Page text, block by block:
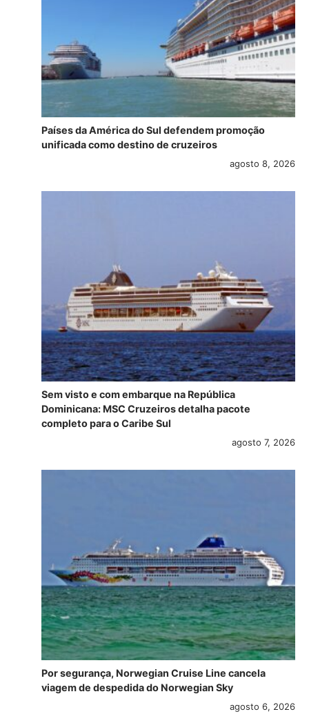
Países da América do Sul defendem promoção
unificada como destino de cruzeiros
agosto 8, 2026
Sem visto e com embarque na República
Dominicana: MSC Cruzeiros detalha pacote
completo para o Caribe Sul
agosto 7, 2026
Por segurança, Norwegian Cruise Line cancela
viagem de despedida do Norwegian Sky
agosto 6, 2026